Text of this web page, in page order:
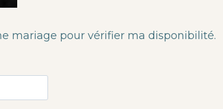
mariage pour vérifier ma disponibilité.